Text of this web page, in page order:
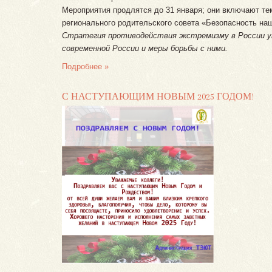
Мероприятия продлятся до 31 января; они включают
регионального родительского совета «Безопасность
Стратегия противодействия экстремизму в России
современной России и меры борьбы с ними.
Подробнее »
С НАСТУПАЮЩИМ НОВЫМ 2025 ГОДОМ!